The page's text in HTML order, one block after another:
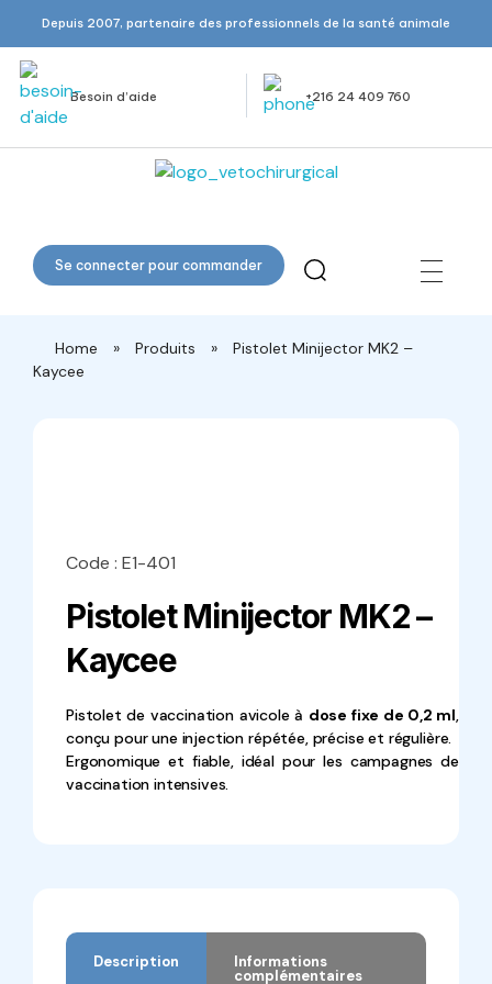
Depuis 2007, partenaire des professionnels de la santé animale
Besoin d’aide +216 24 409 760
Veto Chirurgical
Se connecter pour commander
Home » Produits »
Pistolet Minijector MK2 –
Kaycee
Code : E1-401
Pistolet Minijector MK2 –
Kaycee
Pistolet de vaccination avicole à dose fixe de 0,2 ml,
conçu pour une injection répétée, précise et régulière.
Ergonomique et fiable, idéal pour les campagnes de
vaccination intensives.
Description Informations
complémentaires